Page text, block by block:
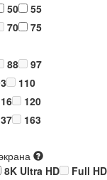
50
55
70
75
88
97
110
120
163
8K Ultra HD Full HD